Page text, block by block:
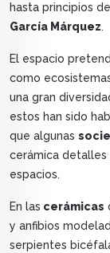
hasta principios
García Márquez.
El espacio
como
una gran
estos han sido
que algunas
cerámica detalles
espacios.
En las cerámicas
y anfibios
serpientes